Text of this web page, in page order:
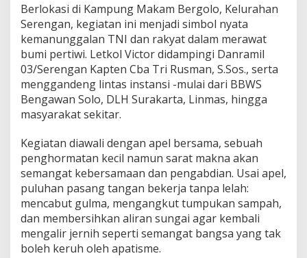
t
a
n
N
a
s
o
d
a
r
i
P
i
n
g
g
Berlokasi di Kampung Makam Bergolo, Kelurahan
Serengan, kegiatan ini menjadi simbol nyata
kemanunggalan TNI dan rakyat dalam merawat
bumi pertiwi. Letkol Victor didampingi Danramil
03/Serengan Kapten Cba Tri Rusman, S.Sos., serta
menggandeng lintas instansi -mulai dari BBWS
Bengawan Solo, DLH Surakarta, Linmas, hingga
masyarakat sekitar.
Kegiatan diawali dengan apel bersama, sebuah
penghormatan kecil namun sarat makna akan
semangat kebersamaan dan pengabdian. Usai apel,
puluhan pasang tangan bekerja tanpa lelah:
mencabut gulma, mengangkut tumpukan sampah,
dan membersihkan aliran sungai agar kembali
mengalir jernih seperti semangat bangsa yang tak
boleh keruh oleh apatisme.